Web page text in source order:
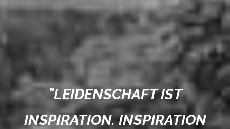
"LEIDENSCHAFT IST
INSPIRATION. INSPIRATION